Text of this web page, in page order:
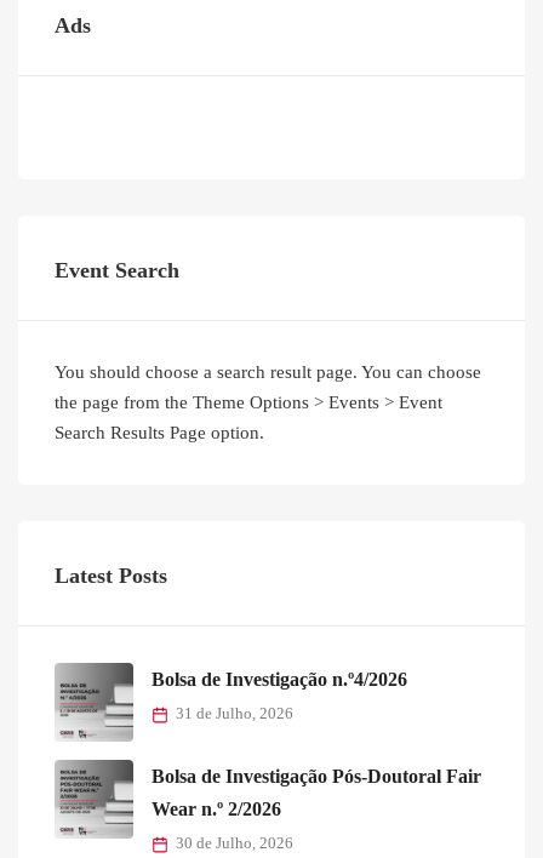
Ads
Event Search
You should choose a search result page. You can choose
the page from the Theme Options > Events > Event
Search Results Page option.
Latest Posts
Bolsa de Investigação n.º4/2026
31 de Julho, 2026
Bolsa de Investigação Pós-Doutoral Fair
Wear n.º 2/2026
30 de Julho, 2026